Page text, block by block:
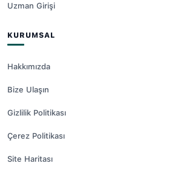
Uzman Girişi
KURUMSAL
Hakkımızda
Bize Ulaşın
Gizlilik Politikası
Çerez Politikası
Site Haritası